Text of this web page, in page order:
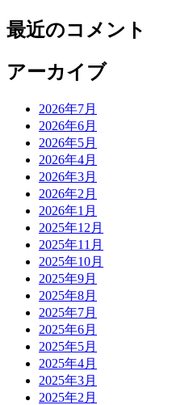
最近のコメント
アーカイブ
2026年7月
2026年6月
2026年5月
2026年4月
2026年3月
2026年2月
2026年1月
2025年12月
2025年11月
2025年10月
2025年9月
2025年8月
2025年7月
2025年6月
2025年5月
2025年4月
2025年3月
2025年2月